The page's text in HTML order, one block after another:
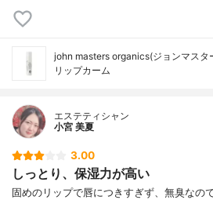
john masters organics(ジョンマスタ
リップカーム
エステティシャン
小宮 美夏
3.00
しっとり、保湿力が高い
固めのリップで唇につきすぎず、無臭なの